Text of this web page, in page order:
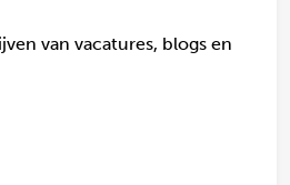
van vacatures, blogs en